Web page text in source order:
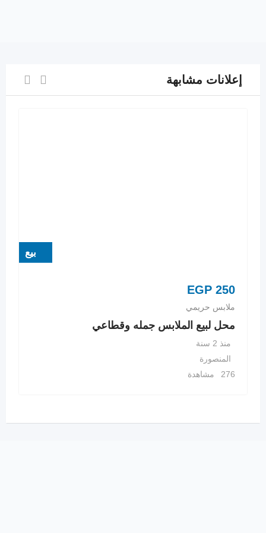
إعلانات مشابهة
بيع
EGP 250
ملابس حريمي
محل لبيع الملابس جمله وقطاعي
منذ 2 سنة
المنصورة
276 مشاهدة